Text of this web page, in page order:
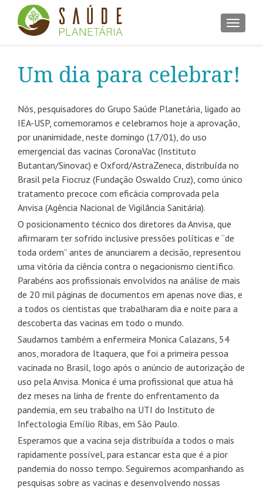
Um dia para celebrar!
Nós, pesquisadores do Grupo Saúde Planetária, ligado ao
IEA-USP, comemoramos e celebramos hoje a aprovação,
por unanimidade, neste domingo (17/01), do uso
emergencial das vacinas CoronaVac (Instituto
Butantan/Sinovac) e Oxford/AstraZeneca, distribuída no
Brasil pela Fiocruz (Fundação Oswaldo Cruz), como único
tratamento precoce com eficácia comprovada pela
Anvisa (Agência Nacional de Vigilância Sanitária).
O posicionamento técnico dos diretores da Anvisa, que
afirmaram ter sofrido inclusive pressões políticas e “de
toda ordem” antes de anunciarem a decisão, representou
uma vitória da ciência contra o negacionismo científico.
Parabéns aos profissionais envolvidos na análise de mais
de 20 mil páginas de documentos em apenas nove dias, e
a todos os cientistas que trabalharam dia e noite para a
descoberta das vacinas em todo o mundo.
Saudamos também a enfermeira Monica Calazans, 54
anos, moradora de Itaquera, que foi a primeira pessoa
vacinada no Brasil, logo após o anúncio de autorização de
uso pela Anvisa. Monica é uma profissional que atua há
dez meses na linha de frente do enfrentamento da
pandemia, em seu trabalho na UTI do Instituto de
Infectologia Emílio Ribas, em São Paulo.
Esperamos que a vacina seja distribuída a todos o mais
rapidamente possível, para estancar esta que é a pior
pandemia do nosso tempo. Seguiremos acompanhando as
pesquisas sobre as vacinas e desenvolvendo nossas